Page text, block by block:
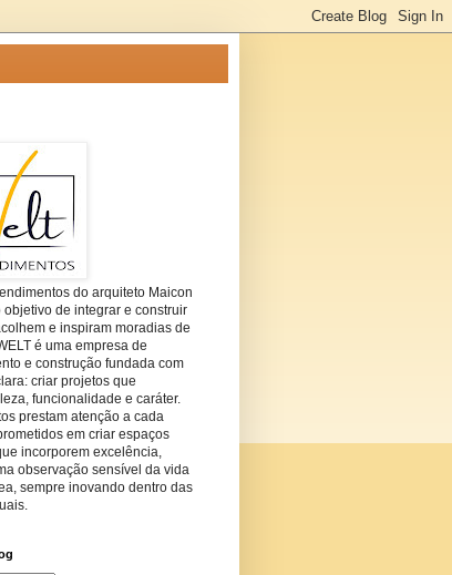
do arquiteto Maicon
objetivo de integrar e construir
e inspiram moradias de
é uma empresa de
e construção fundada com
criar projetos que
funcionalidade e caráter.
prestam atenção a cada
em criar espaços
incorporem excelência,
observação sensível da vida
sempre inovando dentro das